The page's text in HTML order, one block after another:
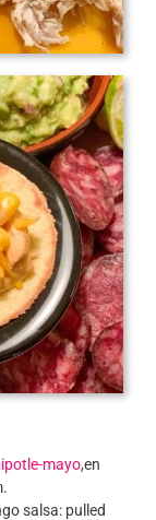
mayo,en
salsa: pulled